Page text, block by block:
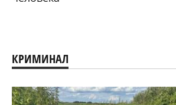
КРИМИНАЛ